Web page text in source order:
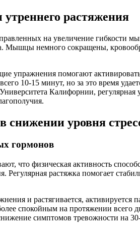
растяжения
на увеличение гибкости
Мышцы немного сокращены,
упражнения помогают
10-15 минут, но за это время
Калифорнии,
снижении уровня
гормонов
что физическая активность
Регулярная растяжка помогает
и растягивается,
спокойным на протяжении
симптомов тревожности на